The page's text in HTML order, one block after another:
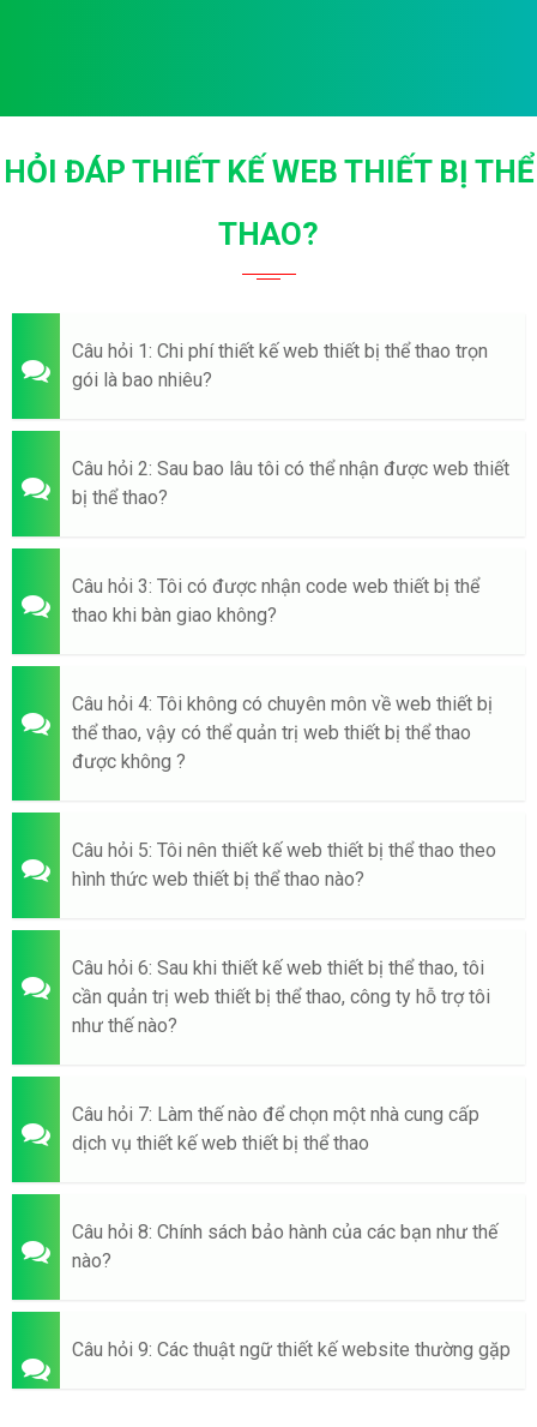
HỎI ĐÁP THIẾT KẾ WEB THIẾT BỊ THỂ
THAO?
Câu hỏi 1: Chi phí thiết kế web thiết bị thể thao trọn
gói là bao nhiêu?
Câu hỏi 2: Sau bao lâu tôi có thể nhận được web thiết
bị thể thao?
Câu hỏi 3: Tôi có được nhận code web thiết bị thể
thao khi bàn giao không?
Câu hỏi 4: Tôi không có chuyên môn về web thiết bị
thể thao, vậy có thể quản trị web thiết bị thể thao
được không ?
Câu hỏi 5: Tôi nên thiết kế web thiết bị thể thao theo
hình thức web thiết bị thể thao nào?
Câu hỏi 6: Sau khi thiết kế web thiết bị thể thao, tôi
cần quản trị web thiết bị thể thao, công ty hỗ trợ tôi
như thế nào?
Câu hỏi 7: Làm thế nào để chọn một nhà cung cấp
dịch vụ thiết kế web thiết bị thể thao
Câu hỏi 8: Chính sách bảo hành của các bạn như thế
nào?
Câu hỏi 9: Các thuật ngữ thiết kế website thường gặp